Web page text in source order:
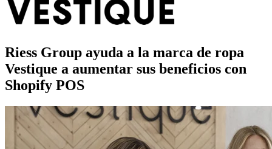
Riess Group ayuda a la marca de ropa
Vestique a aumentar sus beneficios con
Shopify POS